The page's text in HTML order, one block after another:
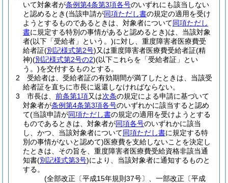
いて対象者が条例第4条第3項各号のいずれにも該当しない
と認めるとき(当該申請が同項ただし書の規定の適用を受け
ようとするものであるときは、対象者について同項ただし
書に規定する特別の事情があると認めるとき)は、当該対象
者(以下「受給者」という。)に対し、重度障害者医療費受
給者証(別記様式第2号)又は重度障害者医療費受給者証(精
神)(別記様式第2号の2)(以下これらを「受給者証」とい
う。)を交付するものとする。
2
受給者は、受給者証の有効期間が満了したときは、当該受
給者証を直ちに市長に返還しなければならない。
3
市長は、 前条第1項又は次条の規定による申請に基づいて
対象者が条例第4条第3項各号のいずれかに該当すると認め
て(当該申請が同項ただし書の規定の適用を受けようとする
ものであるときは、対象者が同項各号のいずれかに該当
し、かつ、当該対象者について同項ただし書に規定する特
別の事情がないと認めて)医療費を支給しないことを決定し
たときは、その旨を、重度障害者医療費受給資格非該当通
知書(別記様式第3号)により、当該対象者に通知するものと
する。
(全部改正〔平成15年規則37号〕、一部改正〔平成